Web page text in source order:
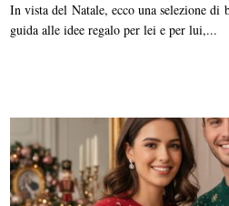
In vista del Natale, ecco una selezione di
guida alle idee regalo per lei e per lui,...